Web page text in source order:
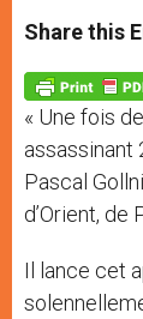
t
s
p
p
s
e
g
e
r
Share this
« Une fois
assassinant
Pascal
d’Orient, de
Il lance cet